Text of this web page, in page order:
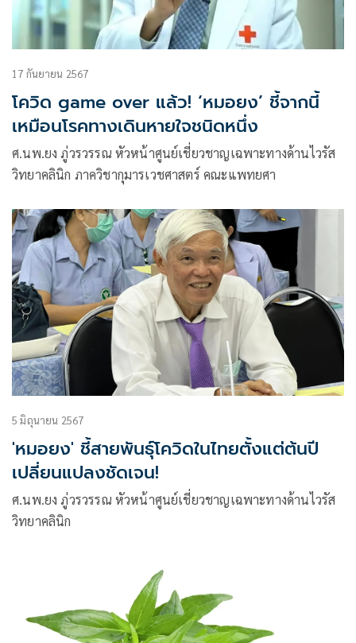
17 กันยายน 2567
โควิด game over แล้ว! ‘หมอยง’ ชี้จากนี้
เหมือนโรคทางเดินหายใจชนิดหนึ่ง
ศ.นพ.ยง ภู่วรวรรณ หัวหน้าศูนย์เชี่ยวชาญเฉพาะทางด้านไวรัส
วิทยาคลินิก ภาควิชากุมารเวชศาสตร์ คณะแพทยศา
5 มิถุนายน 2567
'หมอยง' ชี้สายพันธุ์โควิดในไทยตั้งแต่ต้นปี
เปลี่ยนแปลงชัดเจน!
ศ.นพ.ยง ภู่วรวรรณ หัวหน้าศูนย์เชี่ยวชาญเฉพาะทางด้านไวรัส
วิทยาคลินิก